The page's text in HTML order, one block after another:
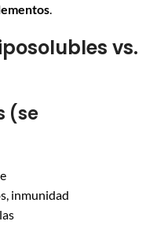
vs.
(se
inmunidad